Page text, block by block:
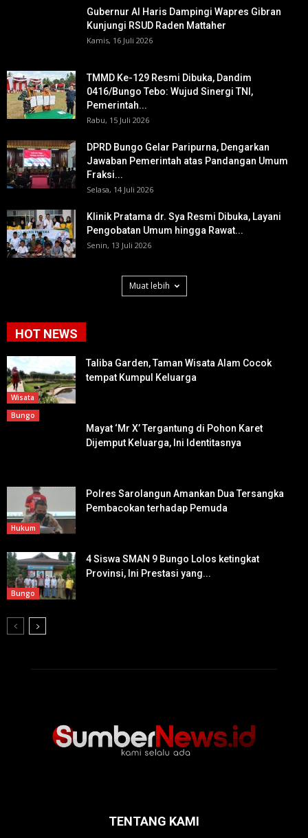
Gubernur Al Haris Dampingi Wapres Gibran
Kunjungi RSUD Raden Mattaher
Kamis, 16 Juli 2026
TMMD Ke-129 Resmi Dibuka, Dandim
0416/Bungo Tebo: Wujud Sinergi TNI,
Pemerintah...
Rabu, 15 Juli 2026
DPRD Bungo Gelar Paripurna, Dengarkan
Jawaban Pemerintah atas Pandangan Umum
Fraksi...
Selasa, 14 Juli 2026
Klinik Pratama dr. Sya Resmi Dibuka, Layani
Pengobatan Umum hingga Rawat...
Senin, 13 Juli 2026
Muat lebih
HOT NEWS
Wisata
Taliba Garden, Taman Wisata Alam Cocok
tempat Kumpul Keluarga
Bungo
Mayat ‘Mr X’ Tergantung di Pohon Karet
Dijemput Keluarga, Ini Identitasnya
Hukum
Polres Sarolangun Amankan Dua Tersangka
Pembacokan terhadap Pemuda
Bungo
4 Siswa SMAN 9 Bungo Lolos ketingkat
Provinsi, Ini Prestasi yang...
TENTANG KAMI